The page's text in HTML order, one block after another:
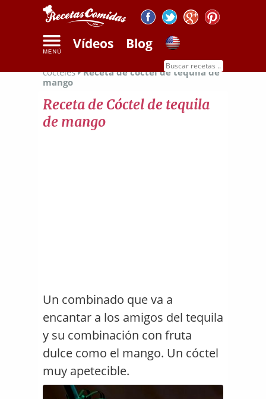
Vídeos Blog
Recetas de
cócteles
Receta de cóctel de tequila de
mango
Receta de Cóctel de tequila
de mango
Un combinado que va a
encantar a los amigos del tequila
y su combinación con fruta
dulce como el mango. Un cóctel
muy apetecible.